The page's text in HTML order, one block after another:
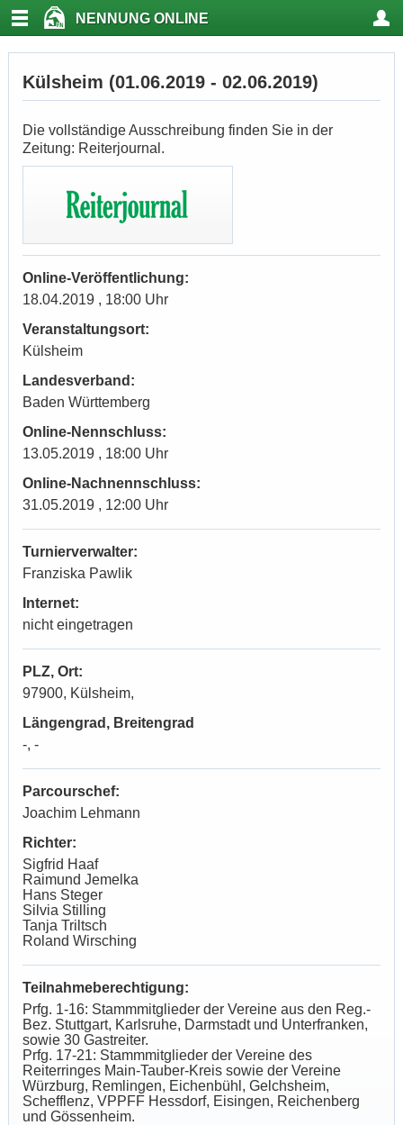
NENNUNG ONLINE
Külsheim (01.06.2019 - 02.06.2019)
Die vollständige Ausschreibung finden Sie in der
Zeitung: Reiterjournal.
Online-Veröffentlichung:
18.04.2019 , 18:00 Uhr
Veranstaltungsort:
Külsheim
Landesverband:
Baden Württemberg
Online-Nennschluss:
13.05.2019 , 18:00 Uhr
Online-Nachnennschluss:
31.05.2019 , 12:00 Uhr
Turnierverwalter:
Franziska Pawlik
Internet:
nicht eingetragen
PLZ, Ort:
97900, Külsheim,
Längengrad, Breitengrad
-, -
Parcourschef:
Joachim Lehmann
Richter:
Sigfrid Haaf
Raimund Jemelka
Hans Steger
Silvia Stilling
Tanja Triltsch
Roland Wirsching
Teilnahmeberechtigung:
Prfg. 1-16: Stammmitglieder der Vereine aus den Reg.-
Bez. Stuttgart, Karlsruhe, Darmstadt und Unterfranken,
sowie 30 Gastreiter.
Prfg. 17-21: Stammmitglieder der Vereine des
Reiterringes Main-Tauber-Kreis sowie der Vereine
Würzburg, Remlingen, Eichenbühl, Gelchsheim,
Schefflenz, VPPFF Hessdorf, Eisingen, Reichenberg
und Gössenheim.